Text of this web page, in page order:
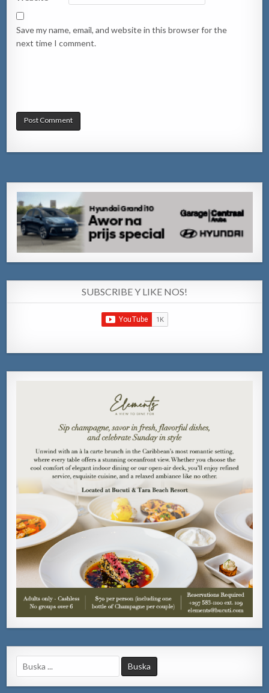
Save my name, email, and website in this browser for the
next time I comment.
SUBSCRIBE Y LIKE NOS!
Search
for: